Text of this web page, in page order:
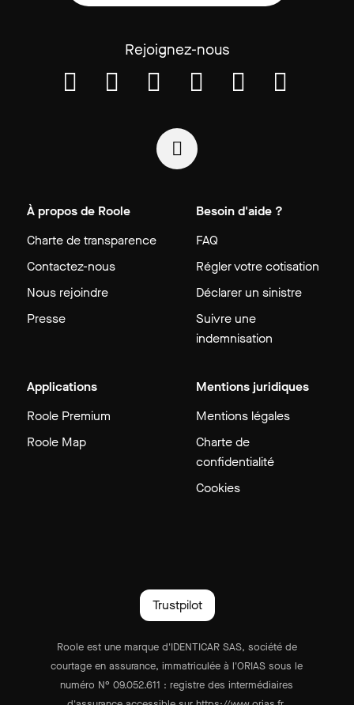
Rejoignez-nous
À propos de Roole
Charte de transparence
Contactez-nous
Nous rejoindre
Presse
Besoin d'aide ?
FAQ
Régler votre cotisation
Déclarer un sinistre
Suivre une
indemnisation
Applications
Roole Premium
Roole Map
Mentions juridiques
Mentions légales
Charte de
confidentialité
Cookies
Trustpilot
Roole est une marque d'IDENTICAR SAS, société de
courtage en assurance, immatriculée à l'ORIAS sous le
numéro N° 09.052.611 : registre des intermédiaires